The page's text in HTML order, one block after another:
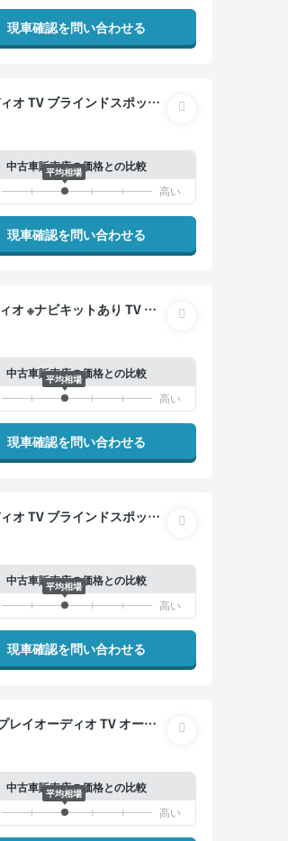
現車確認を問い合わせる
中古車販売店の価格との比較
平均相場
現車確認を問い合わせる
中古車販売店の価格との比較
平均相場
現車確認を問い合わせる
中古車販売店の価格との比較
平均相場
現車確認を問い合わせる
中古車販売店の価格との比較
平均相場